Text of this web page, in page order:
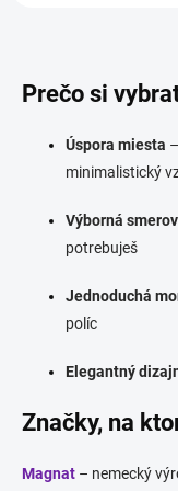
Prečo si
Úspora miesta
minimalistický
Výborná
potrebuješ
Jednoduchá
políc
Elegantný
Značky, na
Magnat – nemecký